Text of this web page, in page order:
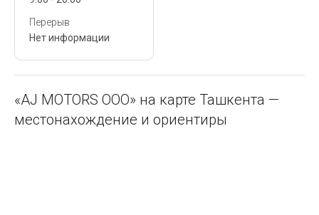
Перерыв
Нет информации
«AJ MOTORS ООО» на карте Ташкента —
местонахождение и ориентиры